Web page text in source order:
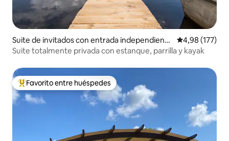
Suite de invitados con entrada independiente
en Umatilla
Calificación
4,98 (177)
Suite totalmente privada con estanque, parrilla y kayak
Favorito entre los huéspedes más destacados
Favorito entre huéspedes